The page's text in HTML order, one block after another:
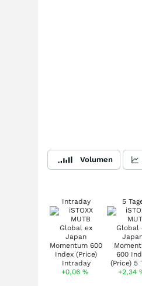
Volumen
Intraday
+0,06%
5
+2,34